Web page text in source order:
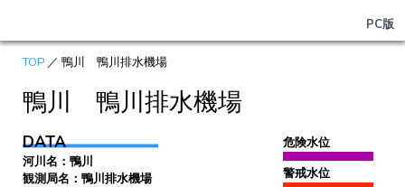
PC版
TOP ／ 鴨川 鴨川排水機場
鴨川 鴨川排水機場
DATA
河川名：鴨川
観測局名：鴨川排水機場
危険水位
警戒水位